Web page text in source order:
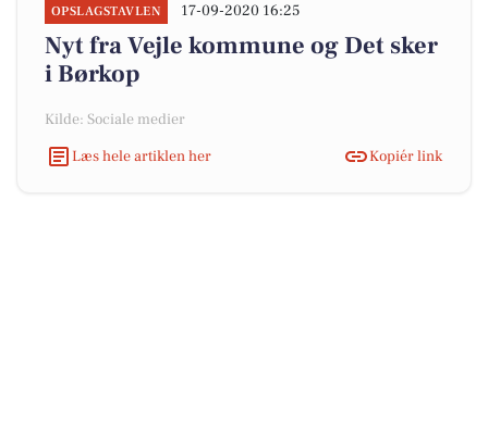
OPSLAGSTAVLEN 17-09-2020 16:25
Nyt fra Vejle kommune og Det sker
i Børkop
Kilde: Sociale medier
Læs hele artiklen her
Kopiér link